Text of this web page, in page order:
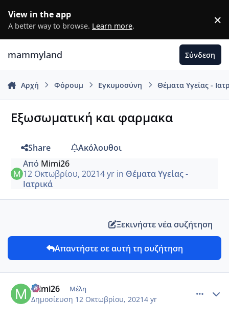
View in the app
A better way to browse. Learn more. ×
mammyland Σύνδεση
Αρχή Φόρουμ Εγκυμοσύνη Θέματα Υγείας -
Εξωσωματική και φαρμακα
Share
Ακόλουθοι
Από Mimi26
12 Οκτωβρίου, 20214 yrin Θέματα Υγείας -
Ιατρικά
Ξεκινήστε νέα συζήτηση
Απαντήστε σε αυτή τη συζήτηση
Mimi26 Μέλη
Δημοσίευση 12 Οκτωβρίου, 20214 yr